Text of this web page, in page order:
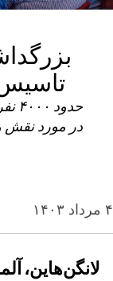
تاسیس
۴ مرداد ۱۴۰۳
لانگن‌هاین،